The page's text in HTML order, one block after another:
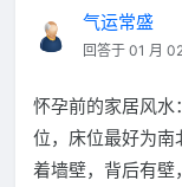
气运常盛
回答于 01 月
怀孕前的家居风水
位，床位最好为
着墙壁，背后有壁